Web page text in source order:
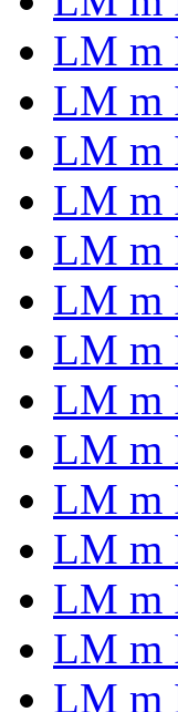
LM m
LM m
LM m
LM m
LM m
LM m
LM m
LM m
LM m
LM m
LM m
LM m
LM m
LM m